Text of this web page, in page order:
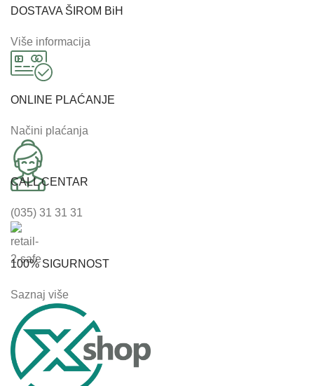
DOSTAVA ŠIROM BiH
Više informacija
ONLINE PLAĆANJE
Načini plaćanja
CALL CENTAR
(035) 31 31 31
100% SIGURNOST
Saznaj više